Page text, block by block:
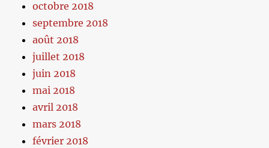
octobre 2018
septembre 2018
août 2018
juillet 2018
juin 2018
mai 2018
avril 2018
mars 2018
février 2018